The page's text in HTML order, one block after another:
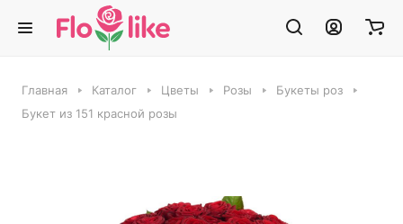
Главная Каталог Цветы Розы
Букеты роз
Букет из 151 красной розы